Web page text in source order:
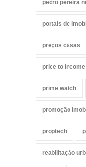
pedro pereira
portais de
preços casas
price to income
prime watch
promoção
proptech
reabilitação